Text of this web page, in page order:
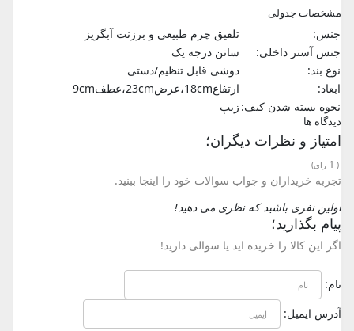
مشخصات جدولی
جنس:
تلفیق چرم طبیعی و برزنت آبگریز
جنس آستر داخلی:
ساتن درجه یک
نوع بند:
دوشی قابل تنظیم/دستی
ابعاد:
ارتفاع18cm،عرض23cm،عطف9cm
نحوه بسته شدن کیف: زیپ
دیدگاه ها
امتیاز و نظرات دیگران؛
(
1 رای)
تجربه خریداران و جواب سوالات خود را اینجا ببنید.
اولین نفری باشید که نظری می دهید!
پیام بگذارید؛
اگر این کالا را خریده اید یا سوالی دارید!
نام:
آدرس ایمیل: